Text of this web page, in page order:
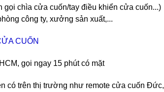
gọi chìa cửa cuốn/tay điều khiển cửa
công ty, xưởng sản xuất,...
CUỐN
gọi ngay 15 phút có mặt
có trên thị trường như remote cửa cuốn